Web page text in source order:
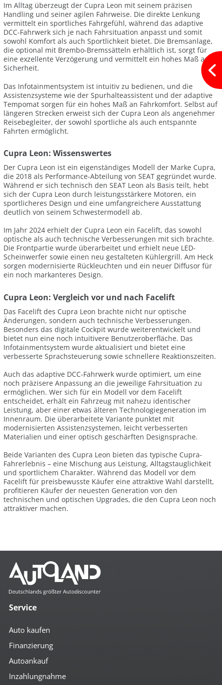
Im Alltag überzeugt der Cupra Leon mit seinem präzisen
Handling und seiner agilen Fahrweise. Die direkte Lenkung
vermittelt ein sportliches Fahrgefühl, während das adaptive
DCC-Fahrwerk sich je nach Fahrsituation anpasst und somit
sowohl Komfort als auch Sportlichkeit bietet. Die Bremsanlage,
die optional mit Brembo-Bremssätteln erhältlich ist, sorgt für
eine exzellente Verzögerung und vermittelt ein hohes Maß an
Sicherheit.
Das Infotainmentsystem ist intuitiv zu bedienen, und die
Assistenzsysteme wie der Spurhalteassistent und der adaptive
Tempomat sorgen für ein hohes Maß an Fahrkomfort. Selbst auf
längeren Strecken erweist sich der Cupra Leon als angenehmer
Reisebegleiter, der sowohl sportliche als auch entspannte
Fahrten ermöglicht.
Cupra Leon: Wissenswertes
Der Cupra Leon ist ein eigenständiges Modell der Marke Cupra,
die 2018 als Performance-Abteilung von SEAT gegründet wurde.
Während er sich technisch den SEAT Leon als Basis teilt, hebt
sich der Cupra Leon durch leistungsstärkere Motoren, ein
sportlicheres Design und eine umfangreichere Ausstattung
deutlich von seinem Schwestermodell ab.
Im Jahr 2024 erhielt der Cupra Leon ein Facelift, das sowohl
optische als auch technische Verbesserungen mit sich brachte.
Die Frontpartie wurde überarbeitet und erhielt neue LED-
Scheinwerfer sowie einen neu gestalteten Kühlergrill. Am Heck
sorgen modernisierte Rückleuchten und ein neuer Diffusor für
ein noch markanteres Design.
Cupra Leon: Vergleich vor und nach Facelift
Das Facelift des Cupra Leon brachte nicht nur optische
Änderungen, sondern auch technische Verbesserungen.
Besonders das digitale Cockpit wurde weiterentwickelt und
bietet nun eine noch intuitivere Benutzeroberfläche. Das
Infotainmentsystem wurde aktualisiert und bietet eine
verbesserte Sprachsteuerung sowie schnellere Reaktionszeiten.
Auch das adaptive DCC-Fahrwerk wurde optimiert, um eine
noch präzisere Anpassung an die jeweilige Fahrsituation zu
ermöglichen. Wer sich für ein Modell vor dem Facelift
entscheidet, erhält ein Fahrzeug mit nahezu identischer
Leistung, aber einer etwas älteren Technologiegeneration im
Innenraum. Die überarbeitete Variante punktet mit
modernisierten Assistenzsystemen, leicht verbesserten
Materialien und einer optisch geschärften Designsprache.
Beide Varianten des Cupra Leon bieten das typische Cupra-
Fahrerlebnis – eine Mischung aus Leistung, Alltagstauglichkeit
und sportlichem Charakter. Während das Modell vor dem
Facelift für preisbewusste Käufer eine attraktive Wahl darstellt,
profitieren Käufer der neuesten Generation von den
technischen und optischen Upgrades, die den Cupra Leon noch
attraktiver machen.
Service
Auto kaufen
Finanzierung
Autoankauf
Inzahlungnahme